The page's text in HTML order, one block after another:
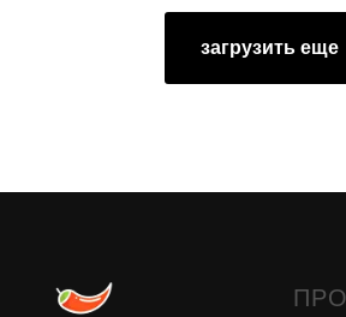
загрузить еще